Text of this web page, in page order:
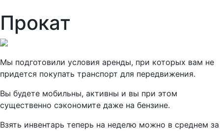
Прокат
Мы подготовили условия аренды, при которых вам не
придется покупать транспорт для передвижения.
Вы будете мобильны, активны и вы при этом
существенно сэкономите даже на бензине.
Взять инвентарь теперь на неделю можно в среднем за